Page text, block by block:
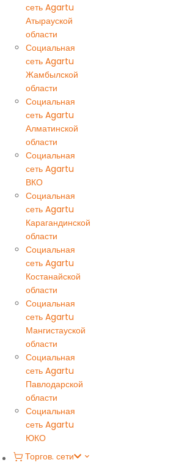
сеть Agartu
Атырауской
области
Социальная
сеть Agartu
Жамбылской
области
Социальная
сеть Agartu
Алматинской
области
Социальная
сеть Agartu
ВКО
Социальная
сеть Agartu
Карагандинской
области
Социальная
сеть Agartu
Костанайской
области
Социальная
сеть Agartu
Мангистауской
области
Социальная
сеть Agartu
Павлодарской
области
Социальная
сеть Agartu
ЮКО
Торгов. сети